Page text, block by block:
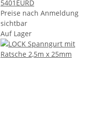
5401EURD
Preise nach Anmeldung
sichtbar
Auf Lager